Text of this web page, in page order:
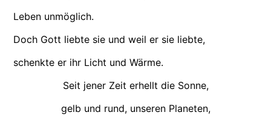
Leben unmöglich.
Doch Gott liebte sie und weil er sie liebte,
schenkte er ihr Licht und Wärme.
Seit jener Zeit erhellt die Sonne,
gelb und rund, unseren Planeten,